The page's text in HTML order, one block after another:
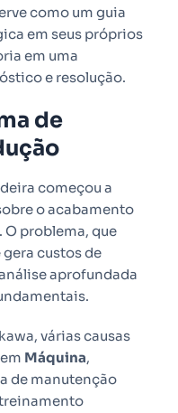
como um guia
em seus próprios
em uma
e resolução.
de
começou a
o acabamento
O problema, que
custos de
aprofundada
várias causas
Máquina,
de manutenção